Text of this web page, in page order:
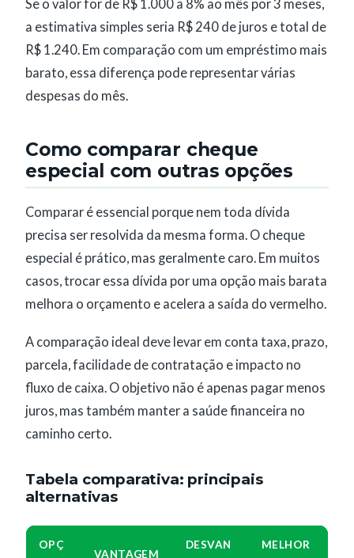
Se o valor for de R$ 1.000 a 8% ao mês por 3 meses,
a estimativa simples seria R$ 240 de juros e total de
R$ 1.240. Em comparação com um empréstimo mais
barato, essa diferença pode representar várias
despesas do mês.
Como comparar cheque
especial com outras opções
Comparar é essencial porque nem toda dívida
precisa ser resolvida da mesma forma. O cheque
especial é prático, mas geralmente caro. Em muitos
casos, trocar essa dívida por uma opção mais barata
melhora o orçamento e acelera a saída do vermelho.
A comparação ideal deve levar em conta taxa, prazo,
parcela, facilidade de contratação e impacto no
fluxo de caixa. O objetivo não é apenas pagar menos
juros, mas também manter a saúde financeira no
caminho certo.
Tabela comparativa: principais
alternativas
OPÇ
VANTAGEM
DESVAN
MELHOR